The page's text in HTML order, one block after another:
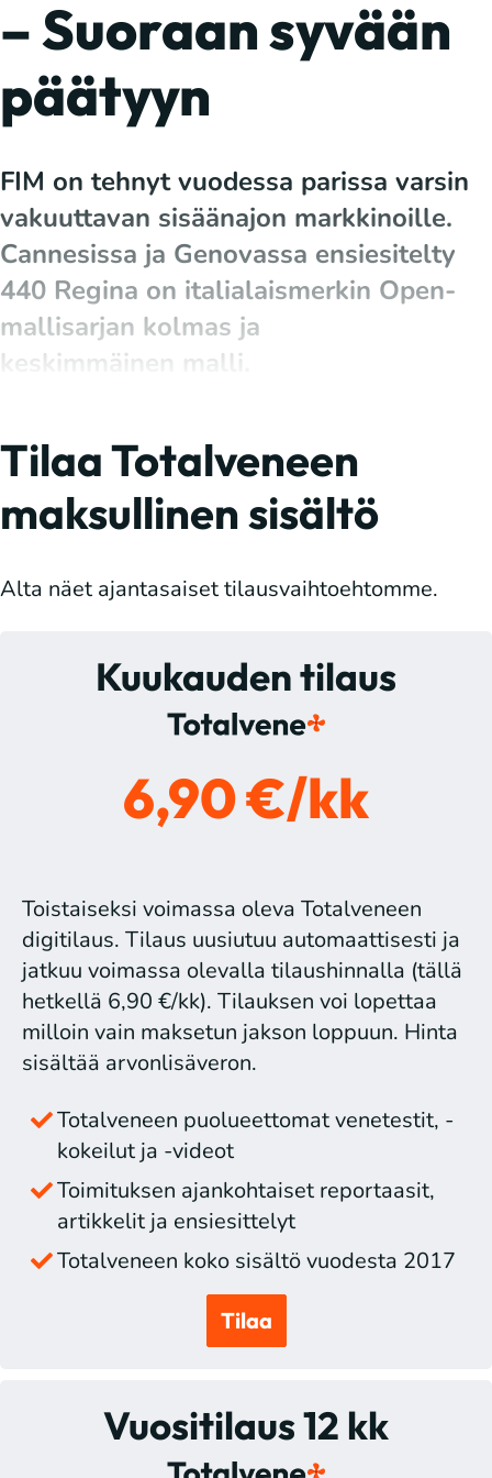
– Suoraan syvään
päätyyn
FIM on tehnyt vuodessa parissa varsin
vakuuttavan sisäänajon markkinoille.
Cannesissa ja Genovassa ensiesitelty
440 Regina on italialaismerkin Open-
mallisarjan kolmas ja
keskimmäinen malli.
Tilaa Totalveneen
maksullinen sisältö
Alta näet ajantasaiset tilausvaihtoehtomme.
Kuukauden tilaus
6,90 €/kk
Toistaiseksi voimassa oleva Totalveneen
digitilaus. Tilaus uusiutuu automaattisesti ja
jatkuu voimassa olevalla tilaushinnalla (tällä
hetkellä 6,90 €/kk). Tilauksen voi lopettaa
milloin vain maksetun jakson loppuun. Hinta
sisältää arvonlisäveron.
Totalveneen puolueettomat venetestit, -
kokeilut ja -videot
Toimituksen ajankohtaiset reportaasit,
artikkelit ja ensiesittelyt
Totalveneen koko sisältö vuodesta 2017
Tilaa
Vuositilaus 12 kk